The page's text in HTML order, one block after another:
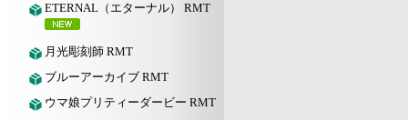
ETERNAL（エターナル） RMT
月光彫刻師 RMT
ブルーアーカイブ RMT
ウマ娘プリティーダービー RMT